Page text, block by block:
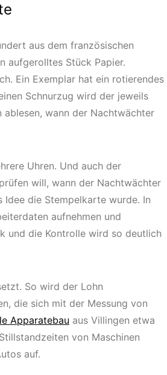
aus dem französischen
aufgerolltes Stück Papier.
Ein Exemplar hat ein rotierendes
Schnurzug wird der jeweils
wann der Nachtwächter
Uhren. Und auch der
will, wann der Nachtwächter
Idee die Stempelkarte wurde. In
aufnehmen und
und die Kontrolle wird so deutlich
So wird der Lohn
die sich mit der Messung von
Apparatebau aus Villingen etwa
von Maschinen
auf.